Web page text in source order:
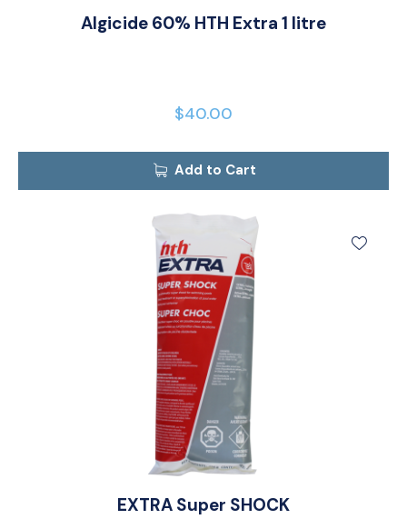
Algicide 60% HTH Extra 1 litre
$40.00
Add to Cart
EXTRA Super SHOCK